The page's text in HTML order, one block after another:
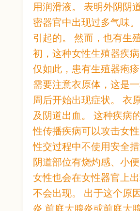
用润滑液。 表明外阴阴
密器官中出现过多气味
引起的。 然而，也有生
初，这种女性生殖器疾
仅如此，患有生殖器疱
需要注意衣原体，这是
周后开始出现症状。 衣
及阴道出血。 这种疾病
性传播疾病可以攻击女
性交过程中不使用安全
阴道部位有烧灼感、小
女性也会在女性器官上
不会出现。 出于这个原